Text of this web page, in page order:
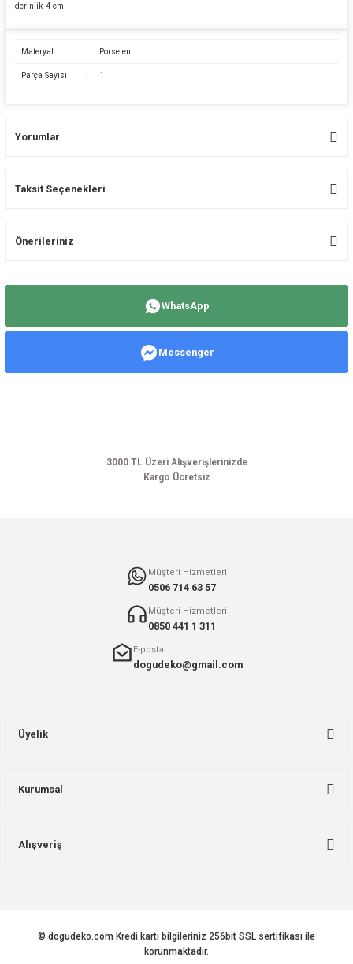
derinlik 4 cm
Materyal : Porselen
Parça Sayısı : 1
Yorumlar
Taksit Seçenekleri
Önerileriniz
Ürün resmi kalitesiz, bozuk veya görüntülenemiyor.
WhatsApp
Messenger
3000 TL Üzeri Alışverişlerinizde
Kargo Ücretsiz
Müşteri Hizmetleri
0506 714 63 57
Müşteri Hizmetleri
0850 441 1 311
E-posta
dogudeko@gmail.com
Üyelik
Kurumsal
Alışveriş
© dogudeko.com Kredi kartı bilgileriniz 256bit SSL sertifikası ile
korunmaktadır.